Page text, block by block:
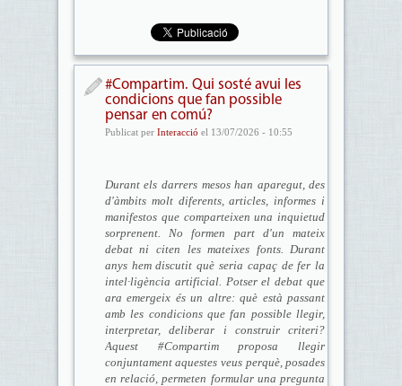
#Compartim. Qui sosté avui les
condicions que fan possible
pensar en comú?
Publicat per Interacció el 13/07/2026 - 10:55
Durant els darrers mesos han aparegut, des
d'àmbits molt diferents, articles, informes i
manifestos que comparteixen una inquietud
sorprenent. No formen part d'un mateix
debat ni citen les mateixes fonts. Durant
anys hem discutit què seria capaç de fer la
intel·ligència artificial. Potser el debat que
ara emergeix és un altre: què estàpassant
amb les condicions que fan possible llegir,
interpretar, deliberar i construir criteri?
Aquest #Compartim proposa llegir
conjuntament aquestes veus perquè, posades
en relació, permeten formular una pregunta